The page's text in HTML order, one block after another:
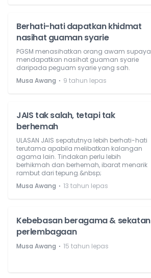
Berhati-hati dapatkan khidmat
nasihat guaman syarie
PGSM menasihatkan orang awam supaya
mendapatkan nasihat guaman syarie
daripada peguam syarie yang sah.
Musa Awang ⋅ 9 tahun lepas
JAIS tak salah, tetapi tak
berhemah
ULASAN JAIS sepatutnya lebih berhati-hati
terutama apabila melibatkan kalangan
agama lain. Tindakan perlu lebih
berhikmah dan berhemah, ibarat menarik
rambut dari tepung.&nbsp;
Musa Awang ⋅ 13 tahun lepas
Kebebasan beragama & sekatan
perlembagaan
Musa Awang ⋅ 15 tahun lepas